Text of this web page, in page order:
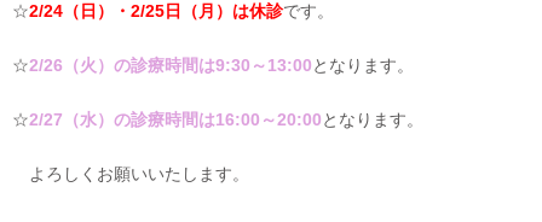
☆2/24（日）・2/25日（月）は休診です。
☆2/26（火）の診療時間は9:30～13:00となります。
☆2/27（水）の診療時間は16:00～20:00となります。
よろしくお願いいたします。